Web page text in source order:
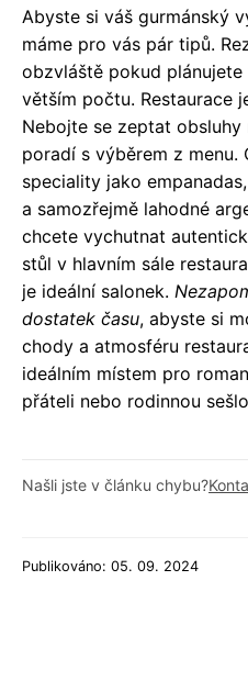
Abyste si váš gurmánský
máme pro vás pár tipů.
obzvláště pokud
větším počtu. Restaurace
Nebojte se zeptat
poradí s výběrem z menu.
speciality jako
a samozřejmě lahodné
chcete vychutnat
stůl v hlavním sále
je ideální salonek.
dostatek času, abyste si
chody a atmosféru
ideálním místem pro
přáteli nebo rodinnou
Našli jste v článku chybu?
Publikováno: 05. 09. 2024